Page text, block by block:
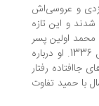
و عروسی‌اش
تازه
پسر
خانواده سال 1313 به دنیا می‌آید و عبدالحمید سال 1336. او درباره
رفتار
تفاوت